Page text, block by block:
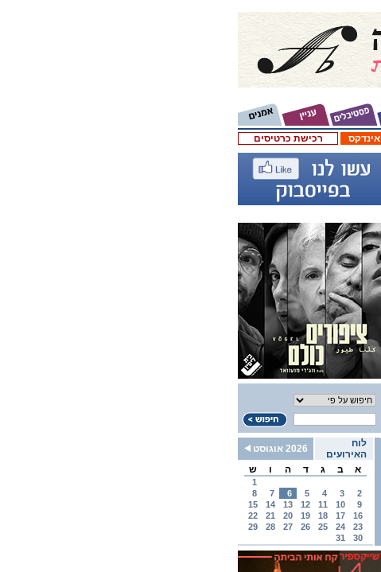
רכישת כרטיסים אינדקס
לוח
האירועים
2026 אוגוסט
א
ב ג ד ה ו ש
1
2
3
4
5
6
7
8
9
10
11
12
13
14
15
16
17
18
19
20
21
22
23
24
25
26
27
28
29
30
31